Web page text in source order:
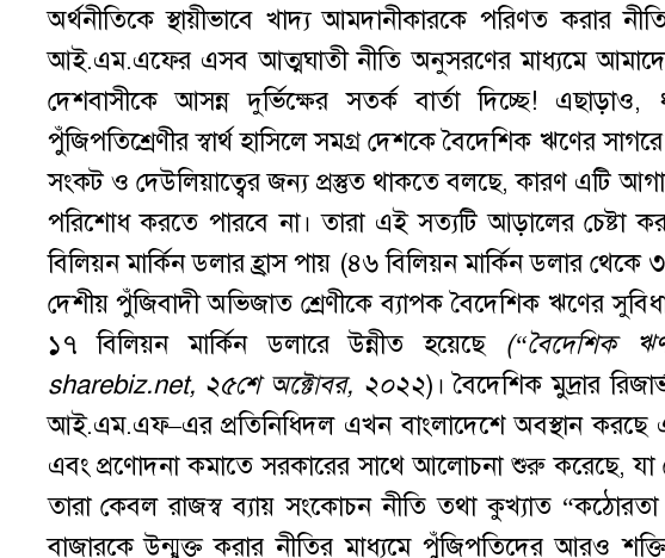
অর্থনীতিকে স্থায়ীভাবে খাদ্য আমদানীকারকে পরিণত করার
আই.এম.এফের এসব আত্মঘাতী নীতি অনুসরণের মাধ্যমে আমাদের
দেশবাসীকে আসন্ন দুর্ভিক্ষের সতর্ক বার্তা দিচ্ছে!
পুঁজিপতিশ্রেণীর স্বার্থ হাসিলে সমগ্র দেশকে বৈদেশিক ঋণের
সংকট ও দেউলিয়াত্বের জন্য প্রস্তুত থাকতে বলছে, কারণ এটি
পরিশোধ করতে পারবে না। তারা এই সত্যটি আড়ালের চেষ্টা
বিলিয়ন মার্কিন ডলার হ্রাস পায় (৪৬ বিলিয়ন মার্কিন ডলার
দেশীয় পুঁজিবাদী অভিজাত শ্রেণীকে ব্যাপক বৈদেশিক ঋণের
১৭ বিলিয়ন মার্কিন ডলারে উন্নীত হয়েছে (“বৈদেশিকঋণ
sharebiz.net, ২৫শেঅক্টোবর, ২০২২)। বৈদেশিক মুদ্রার
আই.এম.এফ–এর প্রতিনিধিদল এখন বাংলাদেশে অবস্থান করছে
এবং প্রণোদনা কমাতে সরকারের সাথে আলোচনা শুরু করেছে,
তারা কেবল রাজস্ব ব্যায় সংকোচন নীতি তথা কুখ্যাত “কঠোরতা
বাজারকে উন্মুক্ত করার নীতির মাধ্যমে পুঁজিপতিদের আরও